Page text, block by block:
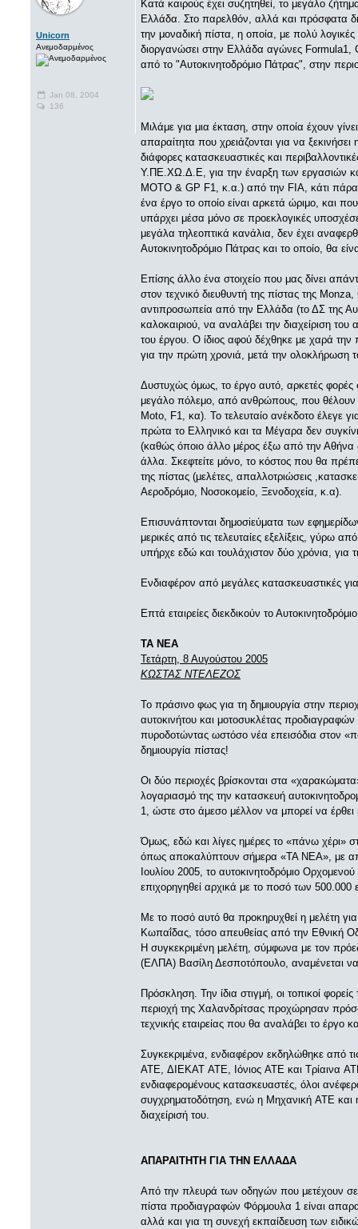
Unicorn
Ανεμοδαρμένος
Jan 08, 2004
136
Κατά καιρούς έχει συζητηθεί, το μεγάλο
Ελλάδα. Στο παρελθόν, αλλά και πρόσφατα
την μοναδική πίστα, η οποία, με πολύ
διοργανώσει στην Ελλάδα αγώνες Formula1,
από το "Αυτοκινητοδρόμιο Πάτρας", στην
Μιλάμε για μια έκταση, στην οποία έχουν
απαραίτητα που χρειάζονται για να
διάφορες κατασκευαστικές και
Υ.ΠΕ.ΧΩ.Δ.Ε, για την έναρξη των εργασιών
MOTO & GP F1, κ.α.) από την FIA, κάτι πάρα
ένα έργο το οποίο είναι αρκετά ώριμο, και
υπάρχει μέσα μόνο σε προεκλογικές
μεγάλα τηλεοπτικά κανάλια, δεν έχει
Αυτοκινητοδρόμιο Πάτρας και το οποίο, θα
Επίσης άλλο ένα στοιχείο που μας δίνει
στον τεχνικό διευθυντή της πίστας της
αντιπροσωπεία από την Ελλάδα (το ΔΣ της
καλοκαιριού, να αναλάβει την διαχείριση
του έργου. Ο ίδιος αφού δέχθηκε με χαρά την
για την πρώτη χρονιά, μετά την
Δυστυχώς όμως, το έργο αυτό, αρκετές φορές
μεγάλο πόλεμο, από ανθρώπους, που θέλουν
Μoto, F1, κα). Το τελευταίο ανέκδοτο έλεγε
πρώτα το Ελληνικό και τα Μέγαρα δεν
(καθώς όποιο άλλο μέρος έξω από την Αθήνα
άλλα. Σκεφτείτε μόνο, το κόστος που θα
της πίστας (μελέτες, απαλλοτριώσεις
Αεροδρόμιο, Νοσοκομείο, Ξενοδοχεία, κ.α).
Επισυνάπτονται δημοσiεύματα των
μερικές από τις τελευταίες εξελίξεις, γύρω
υπήρχε εδώ και τουλάχιστον δύο χρόνια, για
Ενδιαφέρον από μεγάλες κατασκευαστικές
Επτά εταιρείες διεκδικούν το
ΤΑ ΝΕΑ
Τετάρτη, 8 Αυγούστου 2005
ΚΩΣΤΑΣ ΝΤΕΛΕΖΟΣ
Το πράσινο φως για τη δημιουργία στην
αυτοκινήτου και μοτοσυκλέτας
πυροδοτώντας ωστόσο νέα επεισόδια στον
δημιουργία πίστας!
Οι δύο περιοχές βρίσκονται στα
λογαριασμό της την κατασκευή
1, ώστε στο άμεσο μέλλον να μπορεί να
Όμως, εδώ και λίγες ημέρες το «πάνω χέρι»
όπως αποκαλύπτουν σήμερα «TA NEA», με
Ιουλίου 2005, το αυτοκινητοδρόμιο
επιχορηγηθεί αρχικά με το ποσό των 500.000
Με το ποσό αυτό θα προκηρυχθεί η μελέτη
Κωπαΐδας, τόσο απευθείας από την Εθνική
Η συγκεκριμένη μελέτη, σύμφωνα με τον
(ΕΛΠΑ) Βασίλη Δεσποτόπουλο, αναμένεται
Πρόσκληση. Την ίδια στιγμή, οι τοπικοί
περιοχή της Χαλανδρίτσας προχώρησαν
τεχνικής εταιρείας που θα αναλάβει το έργο
Συγκεκριμένα, ενδιαφέρον εκδηλώθηκε από
ATE, ΔΙΕΚΑΤ ATE, Ιόνιος ATE και Τρίαινα
ενδιαφερομένους κατασκευαστές, όλοι
συγχρηματοδότηση, ενώ η Μηχανική ATE και
διαχείρισή του.
ΑΠΑΡΑΙΤΗΤΗ ΓΙΑ THN ΕΛΛΑΔΑ
Από την πλευρά των οδηγών που μετέχουν σε
πίστα προδιαγραφών Φόρμουλα 1 είναι
αλλά και για τη συνεχή εκπαίδευση των